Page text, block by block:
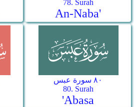
78. Surah
An-Naba'
٨٠ سورة عبس
80. Surah
'Abasa